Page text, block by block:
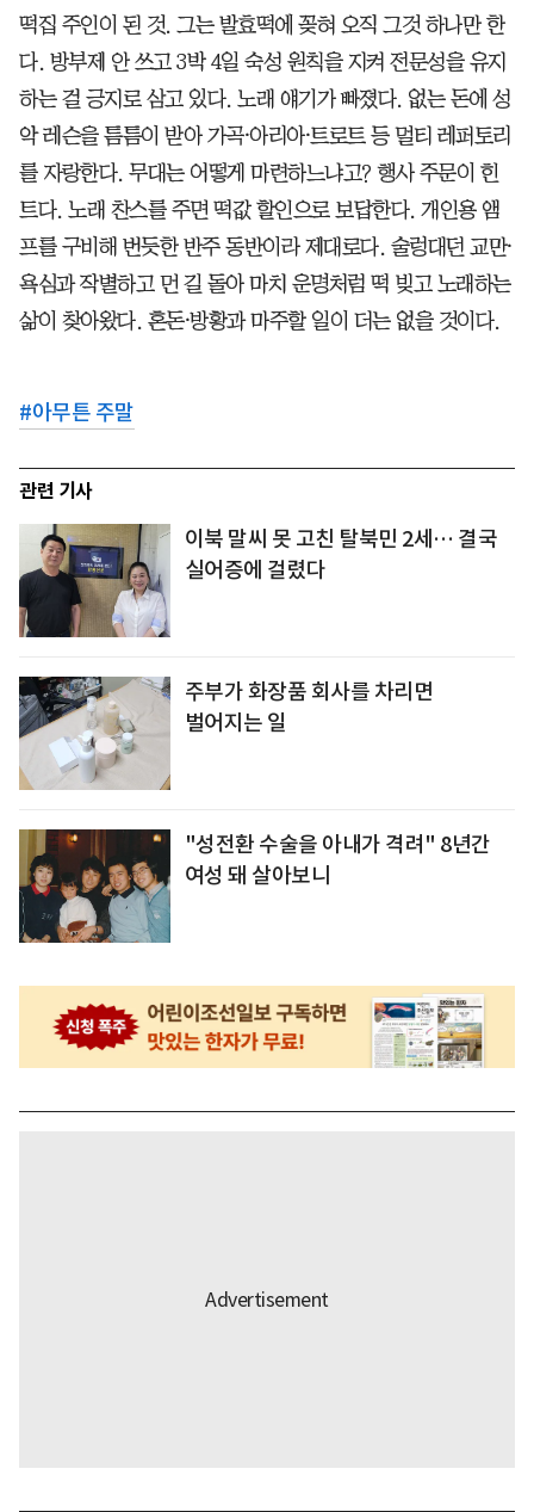
떡집 주인이 된 것. 그는 발효떡에 꽂혀 오직 그것 하나만 한
다. 방부제 안 쓰고 3박 4일 숙성 원칙을 지켜 전문성을 유지
하는 걸 긍지로 삼고 있다. 노래 얘기가 빠졌다. 없는 돈에 성
악 레슨을 틈틈이 받아 가곡⸱아리아⸱트로트 등 멀티 레퍼토리
를 자랑한다. 무대는 어떻게 마련하느냐고? 행사 주문이 힌
트다. 노래 찬스를 주면 떡값 할인으로 보답한다. 개인용 앰
프를 구비해 번듯한 반주 동반이라 제대로다. 술렁대던 교만⸱
욕심과 작별하고 먼 길 돌아 마치 운명처럼 떡 빚고 노래하는
삶이 찾아왔다. 혼돈⸱방황과 마주할 일이 더는 없을 것이다.
#아무튼 주말
관련 기사
이북 말씨 못 고친 탈북민 2세… 결국
실어증에 걸렸다
주부가 화장품 회사를 차리면
벌어지는 일
"성전환 수술을 아내가 격려" 8년간
여성 돼 살아보니